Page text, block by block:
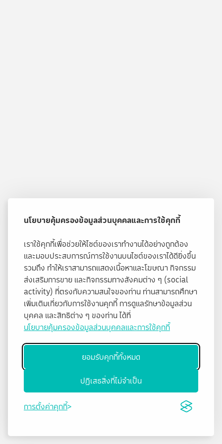
นโยบายคุ้มครองข้อมูลส่วนบุคคลและการใช้คุกกี้
เราใช้คุกกี้เพื่อช่วยให้ไซต์ของเราทำงานได้อย่างถูกต้อง
และมอบประสบการณ์การใช้งานบนไซต์ของเราได้ดียิ่งขึ้น
รวมถึง ทำให้เราสามารถแสดงเนื้อหาและโฆษณา กิจกรรม
ส่งเสริมการขาย และกิจกรรมทางสังคมต่าง ๆ (social
activity) ที่ตรงกับความสนใจของท่าน ท่านสามารถศึกษา
เพิ่มเติมเกี่ยวกับการใช้งานคุกกี้ การดูแลรักษาข้อมูลส่วน
บุคคล และสิทธิต่าง ๆ ของท่าน ได้ที่
นโยบายคุ้มครองข้อมูลส่วนบุคคลและการใช้คุกกี้
ยอมรับคุกกี้ทั้งหมด
ปฏิเสธสิ่งที่ไม่จำเป็น
การตั้งค่าคุกกี้